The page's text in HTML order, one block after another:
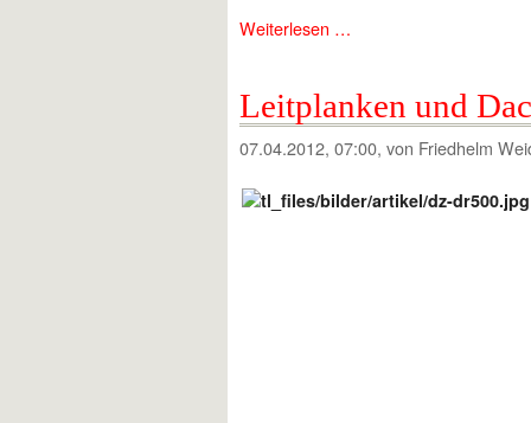
Weiterlesen …
Leitplanken und
07.04.2012, 07:00, von Friedhelm